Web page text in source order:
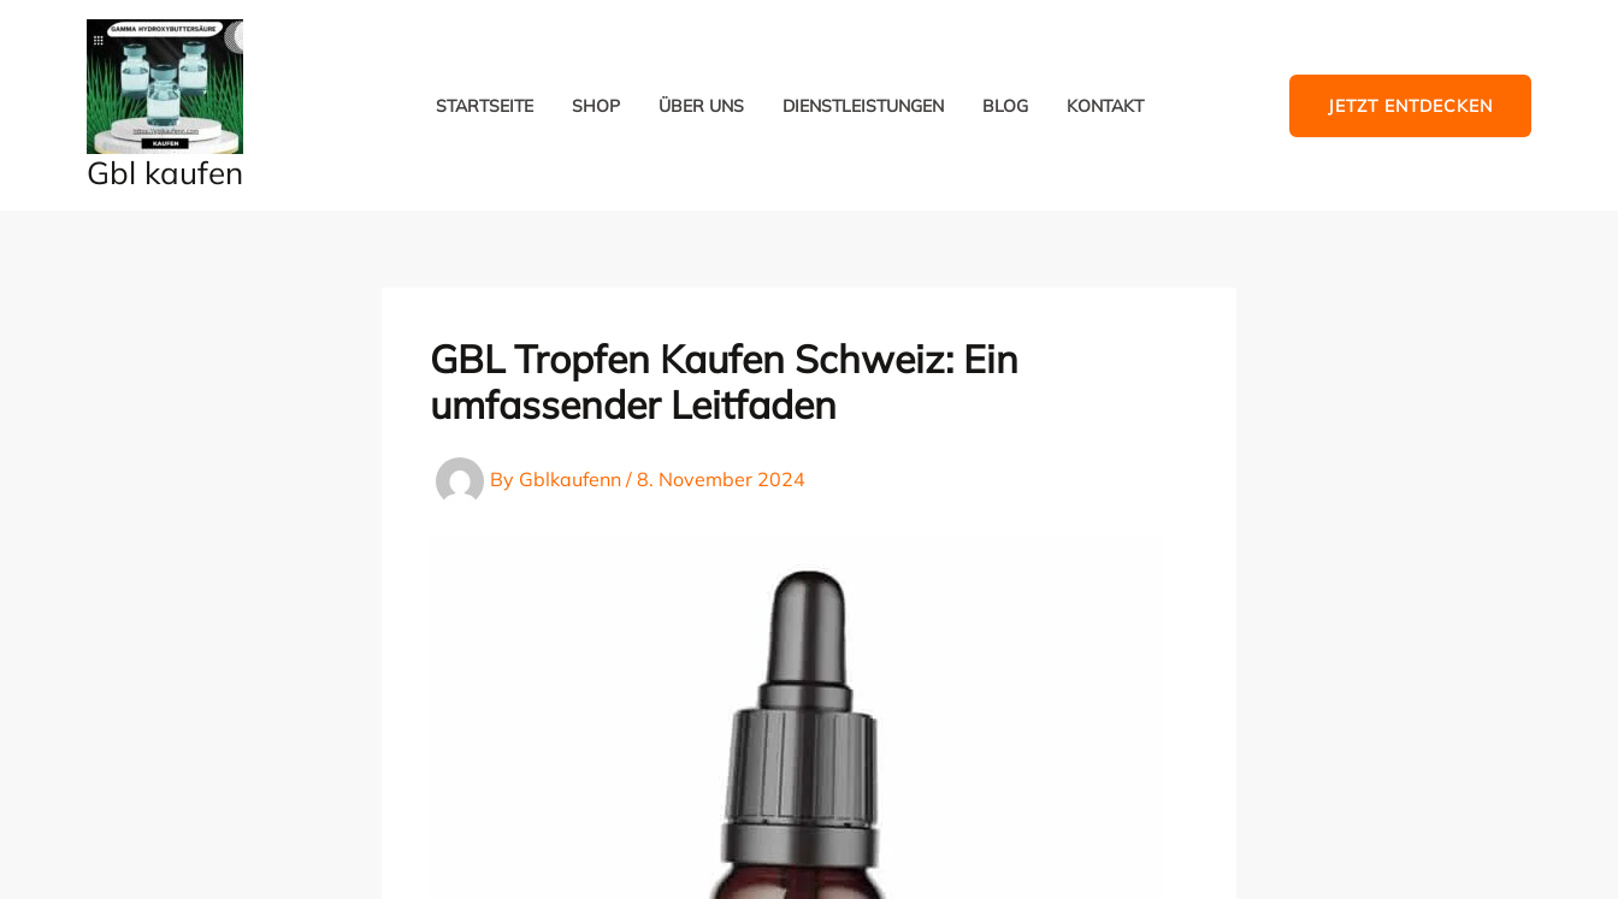
Gbl kaufen
STARTSEITE SHOP ÜBER UNS DIENSTLEISTUNGEN BLOG KONTAKT JETZT ENTDECKEN
GBL Tropfen Kaufen Schweiz: Ein
umfassender Leitfaden
By Gblkaufenn / 8. November 2024